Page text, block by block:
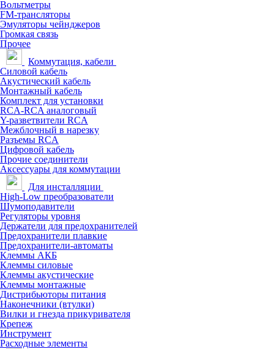
Вольтметры
FM-трансляторы
Эмуляторы чейнджеров
Громкая связь
Прочее
Коммутация, кабели
Силовой кабель
Акустический кабель
Монтажный кабель
Комплект для установки
RCA-RCA аналоговый
Y-разветвители RCA
Межблочный в нарезку
Разъемы RCA
Цифровой кабель
Прочие соединители
Аксессуары для коммутации
Для инсталляции
High-Low преобразователи
Шумоподавители
Регуляторы уровня
Держатели для предохранителей
Предохранители плавкие
Предохранители-автоматы
Клеммы АКБ
Клеммы силовые
Клеммы акустические
Клеммы монтажные
Дистрибьюторы питания
Наконечники (втулки)
Вилки и гнезда прикуривателя
Крепеж
Инструмент
Расходные элементы